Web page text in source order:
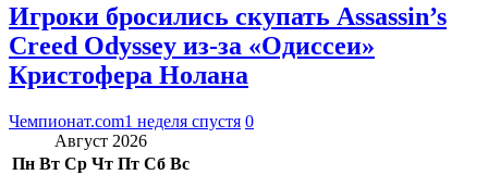
Игроки бросились скупать Assassin’s
Creed Odyssey из-за «Одиссеи»
Кристофера Нолана
Чемпионат.com1 неделя спустя 0
Август 2026
Пн Вт Ср Чт Пт Сб Вс